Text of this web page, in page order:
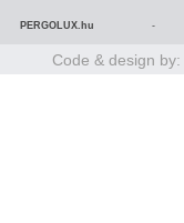
PERGOLUX.hu -
Code & design by: